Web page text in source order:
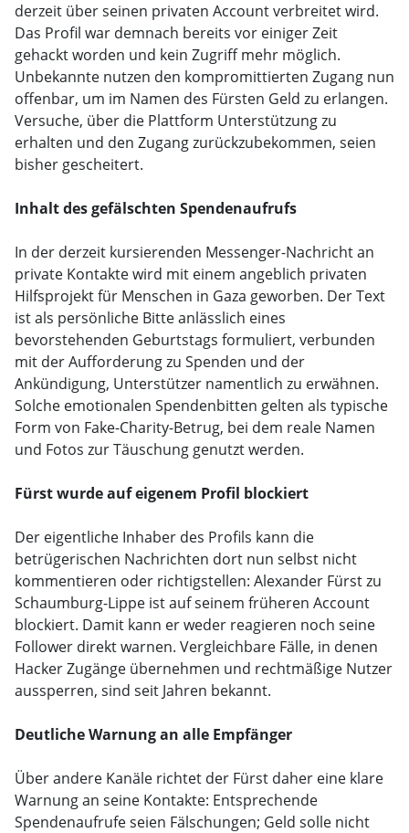
derzeit über seinen privaten Account verbreitet wird.
Das Profil war demnach bereits vor einiger Zeit
gehackt worden und kein Zugriff mehr möglich.
Unbekannte nutzen den kompromittierten Zugang nun
offenbar, um im Namen des Fürsten Geld zu erlangen.
Versuche, über die Plattform Unterstützung zu
erhalten und den Zugang zurückzubekommen, seien
bisher gescheitert.
Inhalt des gefälschten Spendenaufrufs
In der derzeit kursierenden Messenger-Nachricht an
private Kontakte wird mit einem angeblich privaten
Hilfsprojekt für Menschen in Gaza geworben. Der Text
ist als persönliche Bitte anlässlich eines
bevorstehenden Geburtstags formuliert, verbunden
mit der Aufforderung zu Spenden und der
Ankündigung, Unterstützer namentlich zu erwähnen.
Solche emotionalen Spendenbitten gelten als typische
Form von Fake-Charity-Betrug, bei dem reale Namen
und Fotos zur Täuschung genutzt werden.
Fürst wurde auf eigenem Profil blockiert
Der eigentliche Inhaber des Profils kann die
betrügerischen Nachrichten dort nun selbst nicht
kommentieren oder richtigstellen: Alexander Fürst zu
Schaumburg-Lippe ist auf seinem früheren Account
blockiert. Damit kann er weder reagieren noch seine
Follower direkt warnen. Vergleichbare Fälle, in denen
Hacker Zugänge übernehmen und rechtmäßige Nutzer
aussperren, sind seit Jahren bekannt.
Deutliche Warnung an alle Empfänger
Über andere Kanäle richtet der Fürst daher eine klare
Warnung an seine Kontakte: Entsprechende
Spendenaufrufe seien Fälschungen; Geld solle nicht